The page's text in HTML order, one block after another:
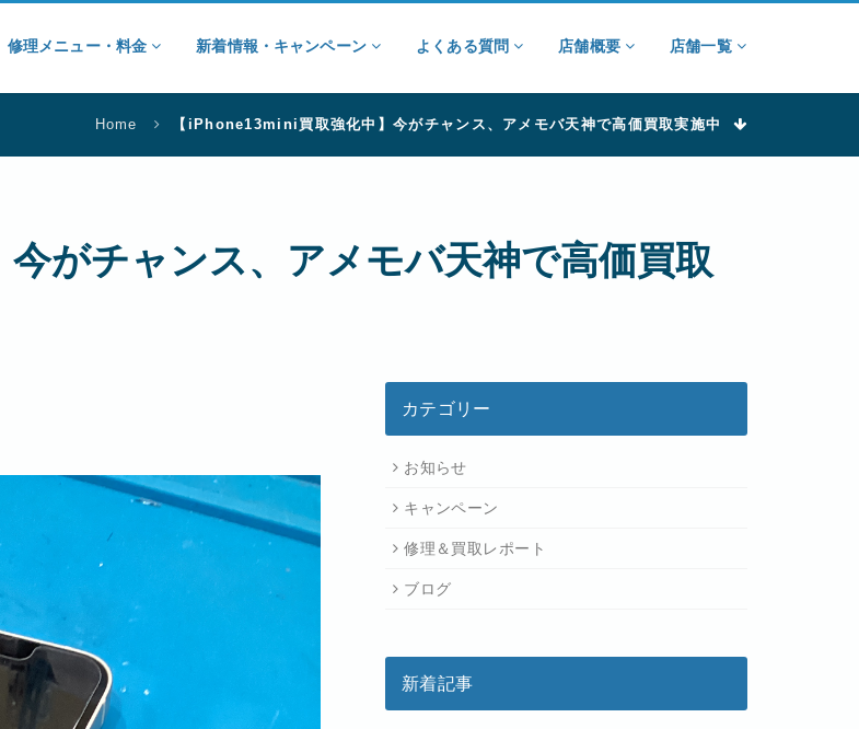
修理メニュー・料金 新着情報・キャンペーン よくある質問 店舗概要 店舗一覧
Home 【iPhone13mini買取強化中】今がチャンス、アメモバ天神で高価買取実施中
今がチャンス、アメモバ天神で高価買取
カテゴリー
お知らせ
キャンペーン
修理＆買取レポート
ブログ
新着記事